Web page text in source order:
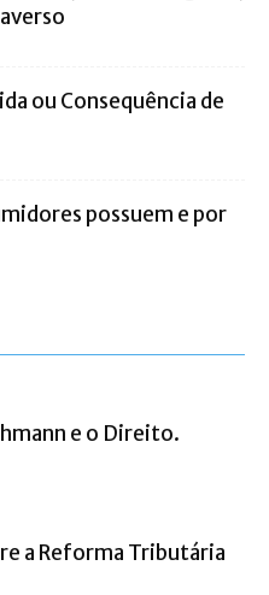
ou Consequência de
possuem e por
e o Direito.
a Reforma Tributária